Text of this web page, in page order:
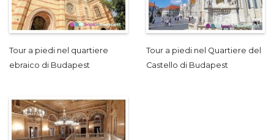
Tour a piedi nel quartiere
ebraico di Budapest
Tour a piedi nel Quartiere del
Castello di Budapest